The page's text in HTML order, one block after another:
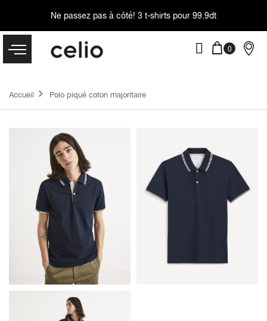
Ne passez pas à côté! 3 t-shirts pour 99.9dt
Accueil Polo piqué coton majoritaire